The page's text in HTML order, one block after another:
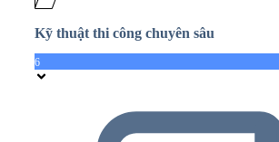
Kỹ thuật thi công chuyên sâu
6